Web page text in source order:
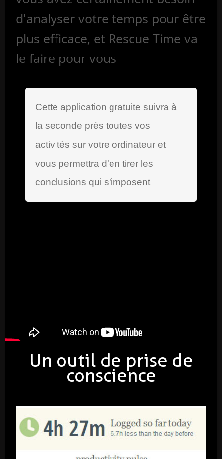
d'analyser votre temps pour être
plus efficace, et Rescue Time va
le faire pour vous
Cette application gratuite suivra à
la seconde près toutes vos
activités sur votre ordinateur et
vous permettra d'en tirer les
conclusions qui s'imposent
Un outil de prise de
conscience